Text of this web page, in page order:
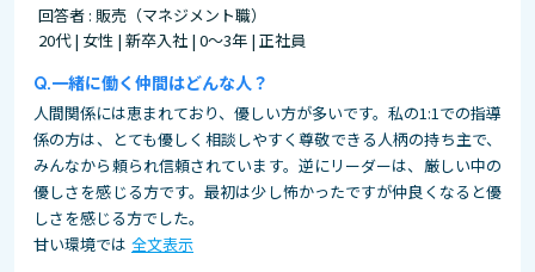
回答者 : 販売（マネジメント職）
20代 | 女性 | 新卒入社 | 0～3年 | 正社員
一緒に働く仲間はどんな人？
人間関係には恵まれており、優しい方が多いです。私の1:1での指導
係の方は、とても優しく相談しやすく尊敬できる人柄の持ち主で、
みんなから頼られ信頼されています。逆にリーダーは、厳しい中の
優しさを感じる方です。最初は少し怖かったですが仲良くなると優
しさを感じる方でした。
甘い環境では 全文表示